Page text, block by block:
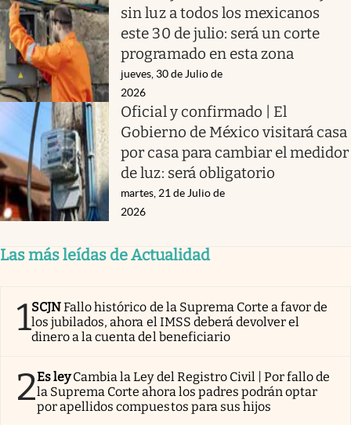
sin luz a todos los mexicanos
este 30 de julio: será un corte
programado en esta zona
jueves, 30 de Julio de
2026
Oficial y confirmado | El
Gobierno de México visitará casa
por casa para cambiar el medidor
de luz: será obligatorio
martes, 21 de Julio de
2026
Las más leídas de Actualidad
1SCJNFallo histórico de la Suprema Corte a favor de
los jubilados, ahora el IMSS deberá devolver el
dinero a la cuenta del beneficiario
2Es ley Cambia la Ley del Registro Civil | Por fallo de
la Suprema Corte ahora los padres podrán optar
por apellidos compuestos para sus hijos